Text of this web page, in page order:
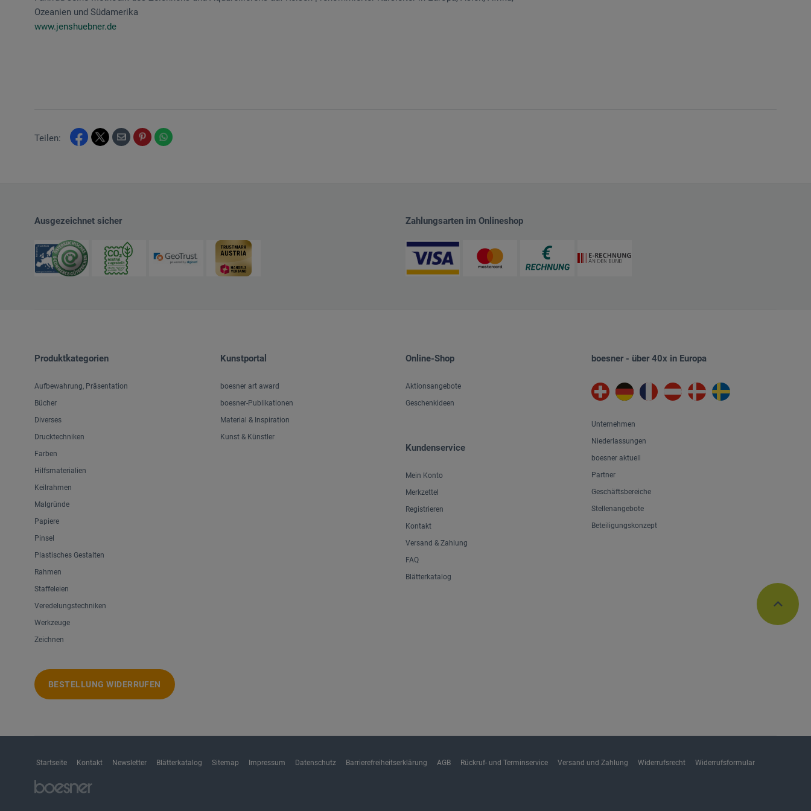
Ozeanien und Südamerika
www.jenshuebner.de
Teilen:
Ausgezeichnet sicher Zahlungsarten im Onlineshop
Produktkategorien
Aufbewahrung, Präsentation
Bücher
Diverses
Drucktechniken
Farben
Hilfsmaterialien
Keilrahmen
Malgründe
Papiere
Pinsel
Plastisches Gestalten
Rahmen
Staffeleien
Veredelungstechniken
Werkzeuge
Zeichnen
BESTELLUNG WIDERRUFEN
Kunstportal
boesner art award
boesner-Publikationen
Material & Inspiration
Kunst & Künstler
Online-Shop
Aktionsangebote
Geschenkideen
Kundenservice
Mein Konto
Merkzettel
Registrieren
Kontakt
Versand & Zahlung
FAQ
Blätterkatalog
boesner - über 40x in Europa
Unternehmen
Niederlassungen
boesner aktuell
Partner
Geschäftsbereiche
Stellenangebote
Beteiligungskonzept
Startseite Kontakt Newsletter Blätterkatalog Sitemap Impressum Datenschutz Barrierefreiheitserklärung AGB Rückruf- und Terminservice Versand und Zahlung Widerrufsrecht Widerrufsformular